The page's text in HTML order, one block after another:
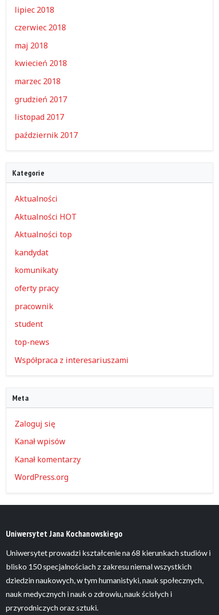
lipiec 2018
czerwiec 2018
maj 2018
kwiecień 2018
marzec 2018
grudzień 2017
listopad 2017
październik 2017
Kategorie
Aktualności
Aktualności HOT
Aktualności top
kandydat
komunikaty
oferty pracy
pracownik
student
top-news
Współpraca z interesariuszami
Meta
Zaloguj się
Kanał wpisów
Kanał komentarzy
WordPress.org
Uniwersytet Jana Kochanowskiego
Uniwersytet prowadzi kształcenie na 68 kierunkach studiów i
blisko 150 specjalnościach z zakresu niemal wszystkich
dziedzin naukowych, w tym humanistyki, nauk społecznych,
nauk medycznych i nauk o zdrowiu, nauk ścisłych i
przyrodniczych oraz sztuki.